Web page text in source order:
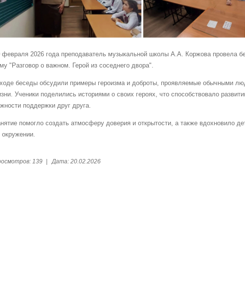
февраля 2026 года преподаватель музыкальной школы А.А. Коржова провела
"Разговор о важном. Герой из соседнего двора".
беседы обсудили примеры героизма и доброты, проявляемые обычными
Ученики поделились историями о своих героях, что способствовало
поддержки друг друга.
помогло создать атмосферу доверия и открытости, а также вдохновило
окружении.
139 Дата: 20.02.2026